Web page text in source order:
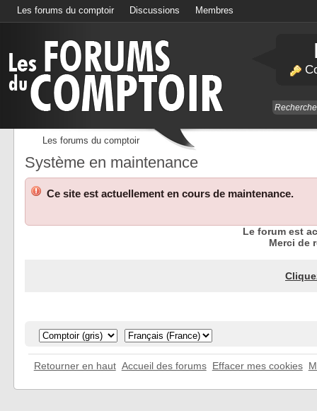
Les forums du comptoir Discussions Membres
Les forums du comptoir
Système en maintenance
Ce site est actuellement en cours de maintenance.
Le forum est
Merci de
Retourner en haut Accueil des forums Effacer mes cookies